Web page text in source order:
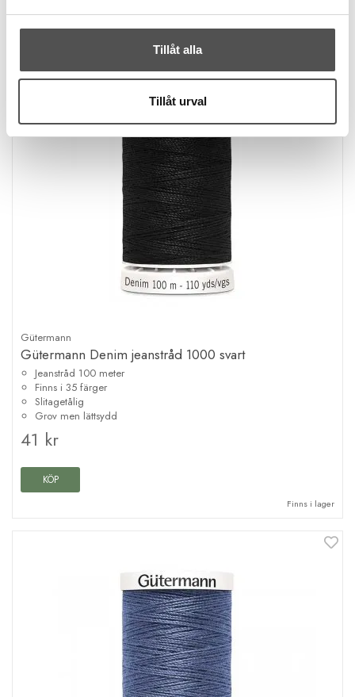
Tillåt alla
Tillåt urval
Gütermann
Gütermann Denim jeanstråd 1000 svart
Jeanstråd 100 meter
Finns i 35 färger
Slitagetålig
Grov men lättsydd
41 kr
KÖP
Finns i lager